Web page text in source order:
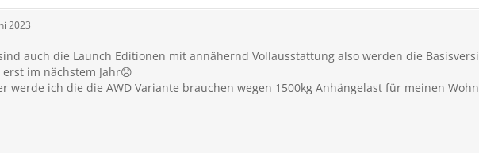
2023
auch die Launch Editionen mit annähernd Vollausstattung also werden die
im nächstem Jahr😞
werde ich die die AWD Variante brauchen wegen 1500kg Anhängelast für meinen